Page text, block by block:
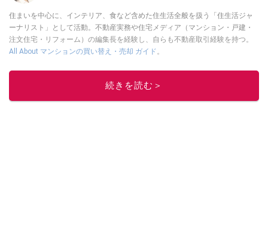
住まいを中心に、インテリア、食など含めた住生活全般を扱う「住生活ジャ
ーナリスト」として活動。不動産実務や住宅メディア（マンション・戸建・
注文住宅・リフォーム）の編集長を経験し、自らも不動産取引経験を持つ。
All About マンションの買い替え・売却 ガイド。
このイチオシストの他の記事を読む
続きを読む＞